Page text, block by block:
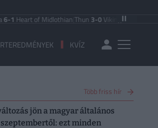
of Midlothian|Thun 3-0Vikingur Reykjavik
KVÍZ
Több friss hír
jön a magyar általános
ezt minden